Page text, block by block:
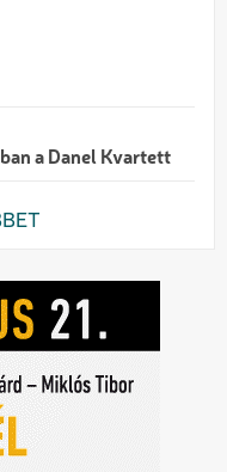
a Danel Kvartett